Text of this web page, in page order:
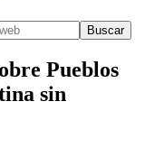
Pueblos
sin